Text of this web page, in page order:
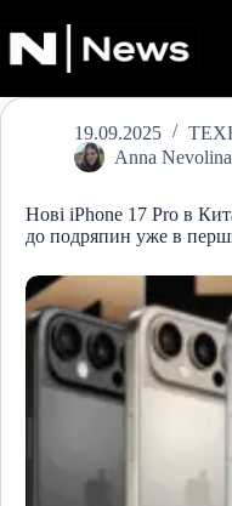
до
вмісту
19.09.2025
Anna Nevolina
Нові iPhone 17 Pro в
до подряпин уже в